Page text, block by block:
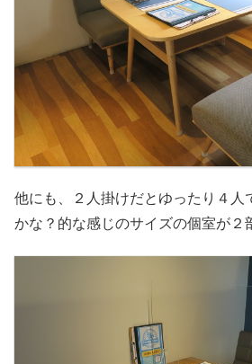
他にも、２人掛けだとゆったり４人
かな？的な感じのサイズの個室が２